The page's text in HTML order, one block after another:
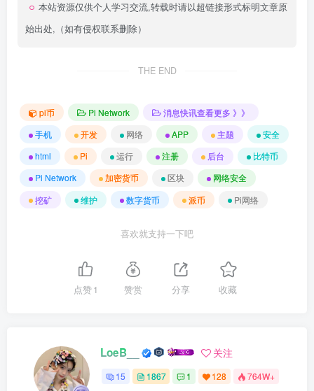
本站资源仅供个人学习交流,转载时请以超链接形式标明文章原
始出处,（如有侵权联系删除）
THE END
pi币 Pi Network
消息快讯查看更多 》》
手机
开发 网络 APP 主题
安全
html
Pi 运行 注册 后台
比特币
Pi Network
加密货币 区块
网络安全
挖矿
维护 数字货币 派币 Pi网络
喜欢就支持一下吧
点赞1 赞赏 分享 收藏
LoeB__ 关注
15 1867 1 128 764W+